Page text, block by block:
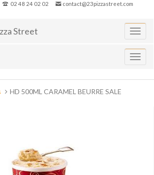
02 48 24 02 02 contact@23pizzastreet.com
Basculer
Street
HD 500ML CARAMEL BEURRE SALE